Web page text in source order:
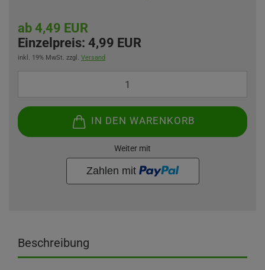
ab 4,49 EUR
Einzelpreis: 4,99 EUR
inkl. 19% MwSt. zzgl. Versand
IN DEN WARENKORB
Weiter mit
Beschreibung